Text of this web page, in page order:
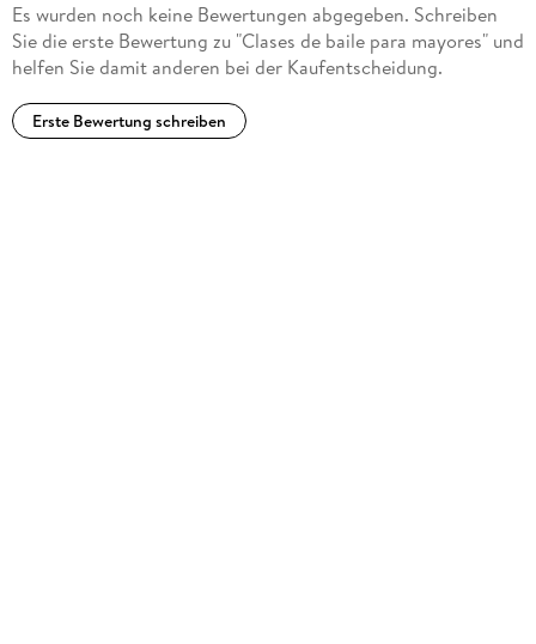
Es wurden noch keine Bewertungen abgegeben. Schreiben
Sie die erste Bewertung zu "Clases de baile para mayores" und
helfen Sie damit anderen bei der Kaufentscheidung.
Erste Bewertung schreiben